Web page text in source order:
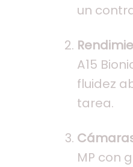
un
A15
fluidez
tarea.
MP con